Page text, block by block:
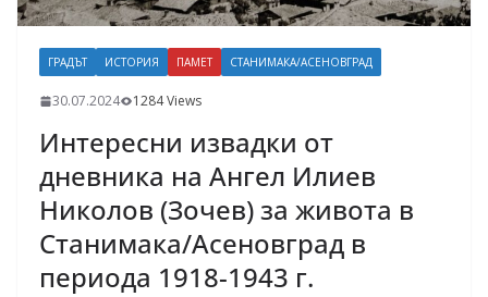
ГРАДЪТ ИСТОРИЯ ПАМЕТ СТАНИМАКА/АСЕНОВГРАД
30.07.2024 1284 Views
Интересни извадки от
дневника на Ангел Илиев
Николов (Зочев) за живота в
Станимака/Асеновград в
периода 1918-1943 г.